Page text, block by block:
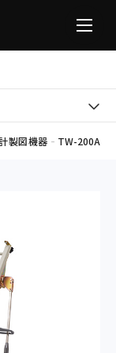
製図機器 - TW-200A